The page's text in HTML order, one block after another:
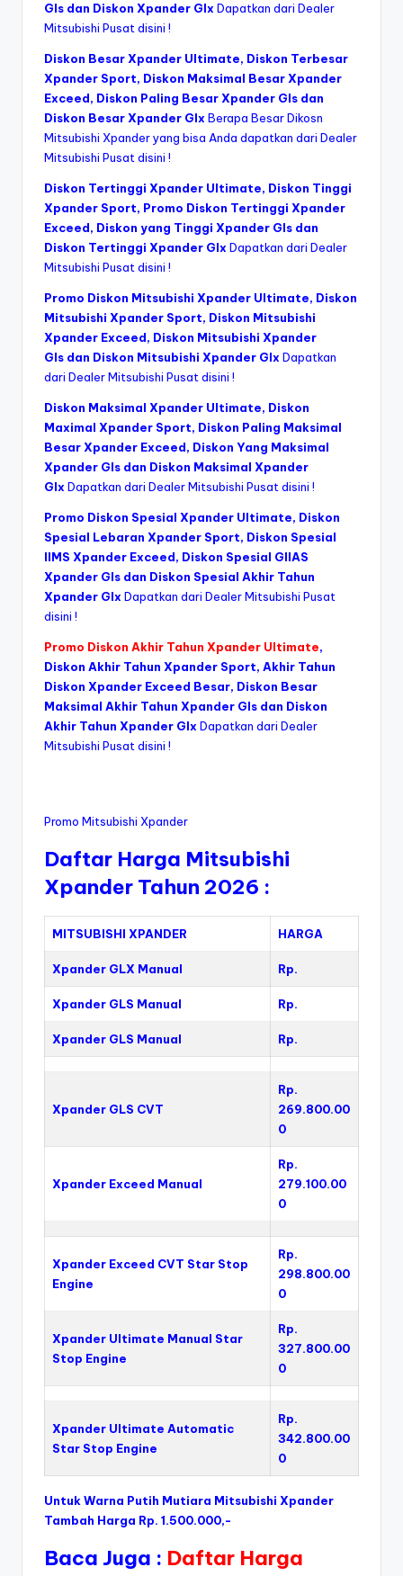
Gls dan Diskon Xpander Glx Dapatkan dari Dealer
Mitsubishi Pusat disini !
Diskon Besar Xpander Ultimate, Diskon Terbesar
Xpander Sport, Diskon Maksimal Besar Xpander
Exceed, Diskon Paling Besar Xpander Gls dan
Diskon Besar Xpander Glx Berapa Besar Dikosn
Mitsubishi Xpander yang bisa Anda dapatkan dari Dealer
Mitsubishi Pusat disini !
Diskon Tertinggi Xpander Ultimate, Diskon Tinggi
Xpander Sport, Promo Diskon Tertinggi Xpander
Exceed, Diskon yang Tinggi Xpander Gls dan
Diskon Tertinggi Xpander Glx Dapatkan dari Dealer
Mitsubishi Pusat disini !
Promo Diskon Mitsubishi Xpander Ultimate, Diskon
Mitsubishi Xpander Sport, Diskon Mitsubishi
Xpander Exceed, Diskon Mitsubishi Xpander
Gls dan Diskon Mitsubishi Xpander Glx Dapatkan
dari Dealer Mitsubishi Pusat disini !
Diskon Maksimal Xpander Ultimate, Diskon
Maximal Xpander Sport, Diskon Paling Maksimal
Besar Xpander Exceed, Diskon Yang Maksimal
Xpander Gls dan Diskon Maksimal Xpander
Glx Dapatkan dari Dealer Mitsubishi Pusat disini !
Promo Diskon Spesial Xpander Ultimate, Diskon
Spesial Lebaran Xpander Sport, Diskon Spesial
IIMS Xpander Exceed, Diskon Spesial GIIAS
Xpander Gls dan Diskon Spesial Akhir Tahun
Xpander Glx Dapatkan dari Dealer Mitsubishi Pusat
disini !
Promo Diskon Akhir Tahun Xpander Ultimate,
Diskon Akhir Tahun Xpander Sport, Akhir Tahun
Diskon Xpander Exceed Besar, Diskon Besar
Maksimal Akhir Tahun Xpander Gls dan Diskon
Akhir Tahun Xpander Glx Dapatkan dari Dealer
Mitsubishi Pusat disini !
Promo Mitsubishi Xpander
Daftar Harga Mitsubishi
Xpander Tahun 2026 :
MITSUBISHI XPANDER HARGA
Xpander GLX Manual Rp.
Xpander GLS Manual Rp.
Xpander GLS Manual Rp.
Xpander GLS CVT
Rp.
269.800.00
0
Xpander Exceed Manual
Rp.
279.100.00
0
Xpander Exceed CVT Star Stop
Engine
Rp.
298.800.00
0
Xpander Ultimate Manual Star
Stop Engine
Rp.
327.800.00
0
Xpander Ultimate Automatic
Star Stop Engine
Rp.
342.800.00
0
Untuk Warna Putih Mutiara Mitsubishi Xpander
Tambah Harga Rp. 1.500.000,-
Baca Juga : Daftar Harga